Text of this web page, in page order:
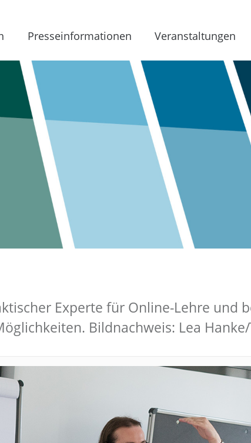
Presseinformationen Veranstaltungen
Experte für Online-Lehre und
Bildnachweis: Lea